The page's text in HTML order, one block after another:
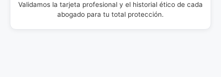
Validamos la tarjeta profesional y el historial ético de cada
abogado para tu total protección.